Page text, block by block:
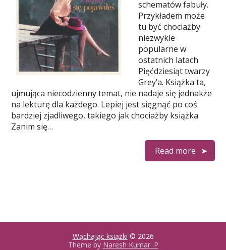
schematów fabuły.
Przykładem może
tu być chociażby
niezwykle
popularne w
ostatnich latach
Pięćdziesiąt twarzy
Grey’a. Książka ta,
ujmująca niecodzienny temat, nie nadaje się jednakże
na lekturę dla każdego. Lepiej jest sięgnąć po coś
bardziej zjadliwego, takiego jak chociażby książka
Zanim się…
Read more
Wąchając książki © 2026
Theme by Naresh Kumar .P